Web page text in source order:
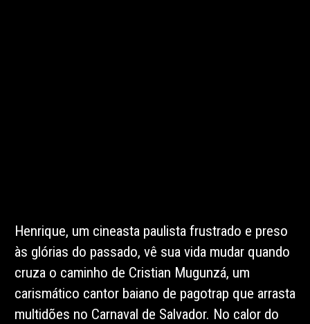
Henrique, um cineasta paulista frustrado e preso
às glórias do passado, vê sua vida mudar quando
cruza o caminho de Cristian Mugunzá, um
carismático cantor baiano de pagotrap que arrasta
multidões no Carnaval de Salvador. No calor do